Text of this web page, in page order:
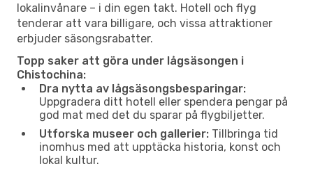
lokalinvånare – i din egen takt. Hotell och flyg
tenderar att vara billigare, och vissa attraktioner
erbjuder säsongsrabatter.
Topp saker att göra under lågsäsongen i
Chistochina:
Dra nytta av lågsäsongsbesparingar:
Uppgradera ditt hotell eller spendera pengar på
god mat med det du sparar på flygbiljetter.
Utforska museer och gallerier: Tillbringa tid
inomhus med att upptäcka historia, konst och
lokal kultur.